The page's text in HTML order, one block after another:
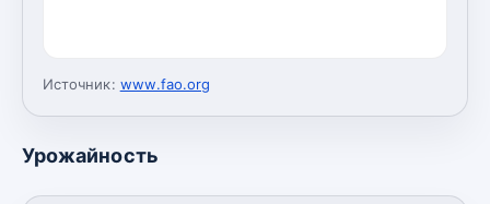
Источник: www.fao.org
Урожайность